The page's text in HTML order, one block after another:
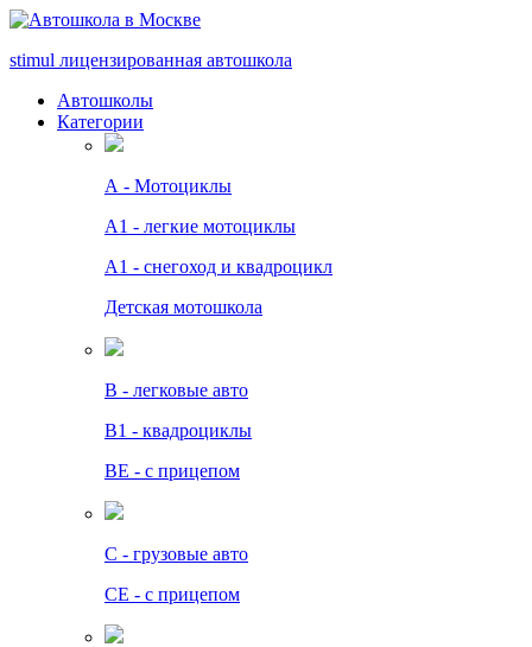
stimul лицензированная автошкола
Автошколы
Категории
А - Мотоциклы
A1 - легкие мотоциклы
A1 - снегоход и квадроцикл
Детская мотошкола
B - легковые авто
В1 - квадроциклы
BE - с прицепом
C - грузовые авто
СЕ - с прицепом